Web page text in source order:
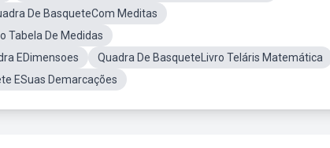
De BasqueteCom Meditas
Tabela De Medidas
EDimensoes
Quadra De BasqueteLivro Teláris Matemática
ESuas Demarcações